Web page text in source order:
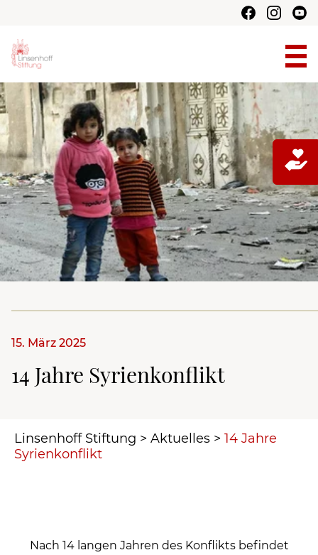
15. März 2025
14 Jahre Syrienkonflikt
Linsenhoff Stiftung > Aktuelles > 14 Jahre
Syrienkonflikt
Nach 14 langen Jahren des Konflikts befindet